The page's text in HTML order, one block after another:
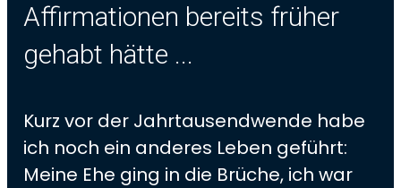
Affirmationen bereits früher
gehabt hätte ...
Kurz vor der Jahrtausendwende habe
ich noch ein anderes Leben geführt:
Meine Ehe ging in die Brüche, ich war